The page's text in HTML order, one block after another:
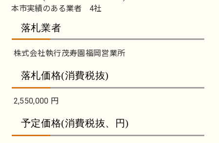
本市実績のある業者 4社
落札業者
株式会社執行茂寿園福岡営業所
落札価格(消費税抜)
2,550,000 円
予定価格(消費税抜、円)